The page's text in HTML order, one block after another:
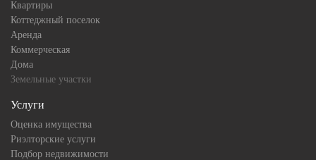
Квартиры
Коттеджный поселок
Аренда
Коммерческая
Дома
Земельные участки
Услуги
Оценка имущества
Риэлторские услуги
Подбор недвижимости